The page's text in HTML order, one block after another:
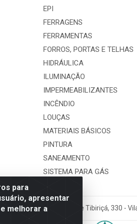
para
apresentar
melhorar a
EPI
FERRAGENS
FERRAMENTAS
FORROS, PORTAS E TELHAS
HIDRÁULICA
ILUMINAÇÃO
IMPERMEABILIZANTES
INCÊNDIO
LOUÇAS
MATERIAIS BÁSICOS
PINTURA
SANEAMENTO
SISTEMA PARA GÁS
LTDA - Rua Alice Tibiriçá, 330 -